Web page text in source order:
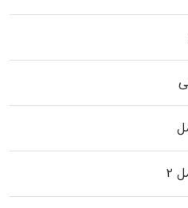
۲